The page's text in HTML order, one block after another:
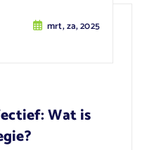
mrt, za, 2025
Wat is